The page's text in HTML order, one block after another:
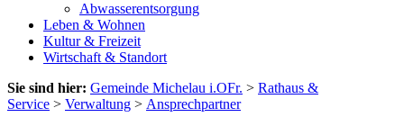
Abwasserentsorgung
Leben & Wohnen
Kultur & Freizeit
Wirtschaft & Standort
Sie sind hier: Gemeinde Michelau i.OFr. > Rathaus &
Service > Verwaltung > Ansprechpartner